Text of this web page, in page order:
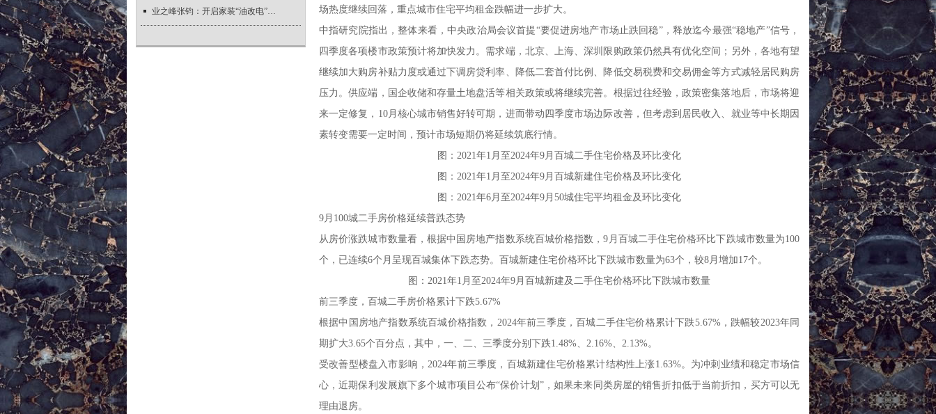
业之峰张钧：开启家装“油改电”时代
场热度继续回落，重点城市住宅平均租金跌幅进一步扩大。
中指研究院指出，整体来看，中央政治局会议首提“要促进房地产市场止跌回稳”，释放迄今最强“稳地产”信号，
四季度各项楼市政策预计将加快发力。需求端，北京、上海、深圳限购政策仍然具有优化空间；另外，各地有望
继续加大购房补贴力度或通过下调房贷利率、降低二套首付比例、降低交易税费和交易佣金等方式减轻居民购房
压力。供应端，国企收储和存量土地盘活等相关政策或将继续完善。根据过往经验，政策密集落地后，市场将迎
来一定修复，10月核心城市销售好转可期，进而带动四季度市场边际改善，但考虑到居民收入、就业等中长期因
素转变需要一定时间，预计市场短期仍将延续筑底行情。
图：2021年1月至2024年9月百城二手住宅价格及环比变化
图：2021年1月至2024年9月百城新建住宅价格及环比变化
图：2021年6月至2024年9月50城住宅平均租金及环比变化
9月100城二手房价格延续普跌态势
从房价涨跌城市数量看，根据中国房地产指数系统百城价格指数，9月百城二手住宅价格环比下跌城市数量为100
个，已连续6个月呈现百城集体下跌态势。百城新建住宅价格环比下跌城市数量为63个，较8月增加17个。
图：2021年1月至2024年9月百城新建及二手住宅价格环比下跌城市数量
前三季度，百城二手房价格累计下跌5.67%
根据中国房地产指数系统百城价格指数，2024年前三季度，百城二手住宅价格累计下跌5.67%，跌幅较2023年同
期扩大3.65个百分点，其中，一、二、三季度分别下跌1.48%、2.16%、2.13%。
受改善型楼盘入市影响，2024年前三季度，百城新建住宅价格累计结构性上涨1.63%。为冲刺业绩和稳定市场信
心，近期保利发展旗下多个城市项目公布“保价计划”，如果未来同类房屋的销售折扣低于当前折扣，买方可以无
理由退房。